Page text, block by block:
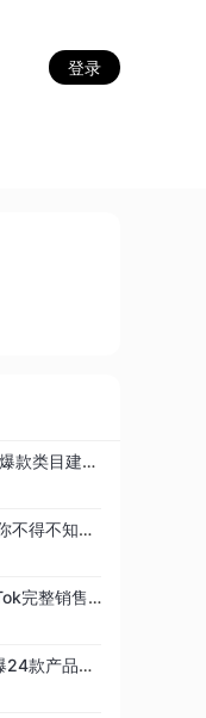
登录
为什么这12个TikTok热门爆款类目建议你收藏？TikTok跨境电商平台新手快速起号运营指导！
为什么要做小黄车带货，你不得不知的TikTok电商市场的无限潜力!
2021年最新shopify+TikTok完整销售教程（上）：如何在shopify上添加Tik Tok销售渠道
连载3｜TikTok今年最火爆24款产品出炉，揭秘2022年TikTok选品关键！